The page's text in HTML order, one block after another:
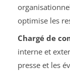
optimise les
Chargé de
interne et
presse et les